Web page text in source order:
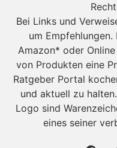
Zutaten
(4 Personen):
500 g frischer
1 kleine Kartoffel,
geschnitten
1/2 dick
1/2 Zwiebel,
Bei Links und
um
Amazon* oder
von Produkten eine
Ratgeber Portal
und aktuell zu
Logo sind
eines seiner